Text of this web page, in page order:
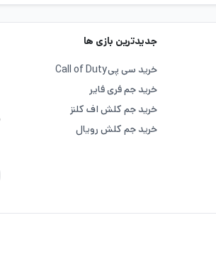
جدیدترین بازی ها
خرید سی پیCall of Duty
خرید جم فری فایر
خرید جم کلش اف کلنز
خرید جم کلش رویال